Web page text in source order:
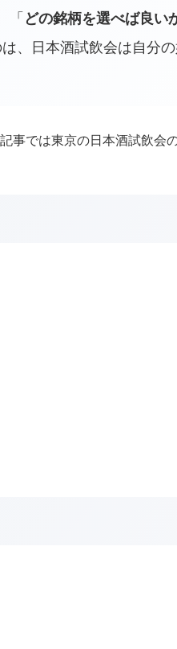
「どの銘柄を選べば良い
、日本酒試飲会は自分
では東京の日本酒試飲会